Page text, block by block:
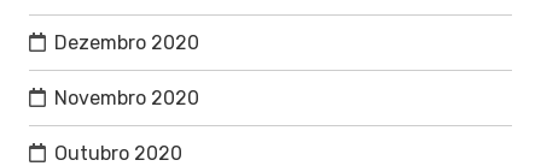
Dezembro 2020
Novembro 2020
Outubro 2020